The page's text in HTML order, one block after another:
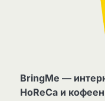
BringMe —
HoReCa и кофеен